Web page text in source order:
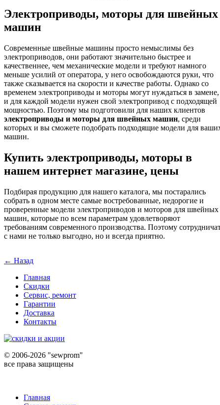
Электроприводы, моторы для швейных
машин
Современные швейные машины просто немыслимы без
электроприводов, они работают значительно быстрее и
качественнее, чем механические модели и требуют намного
меньше усилий от оператора, у него освобождаются руки, что
также сказывается на скорости и качестве работы. Однако со
временем электроприводы и моторы могут нуждаться в замене,
и для каждой модели нужен свой электропривод с подходящей
мощностью. Поэтому мы подготовили для наших клиентов
электроприводы и моторы для швейных машин, среди
которых и вы сможете подобрать подходящие модели для
машин.
Купить электроприводы, моторы в
нашем интернет магазине, цены
Подбирая продукцию для нашего каталога, мы постарались
собрать в одном месте самые востребованные, недорогие и
проверенные модели электроприводов и моторов для швейных
машин, которые по всем параметрам удовлетворяют
требованиям современного производства. Поэтому
с нами не только выгодно, но и всегда приятно.
← Назад
Главная
Скидки
Сервис, ремонт
Гарантии
Доставка
Контакты
© 2006-2026 "sewprom"
все права защищены
Главная